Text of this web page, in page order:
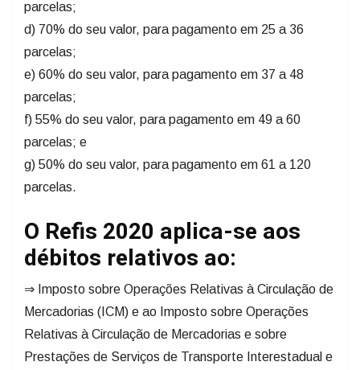
parcelas;
d) 70% do seu valor, para pagamento em 25 a 36
parcelas;
e) 60% do seu valor, para pagamento em 37 a 48
parcelas;
f) 55% do seu valor, para pagamento em 49 a 60
parcelas; e
g) 50% do seu valor, para pagamento em 61 a 120
parcelas.
O Refis 2020 aplica-se aos
débitos relativos ao:
⇒ Imposto sobre Operações Relativas à Circulação de
Mercadorias (ICM) e ao Imposto sobre Operações
Relativas à Circulação de Mercadorias e sobre
Prestações de Serviços de Transporte Interestadual e